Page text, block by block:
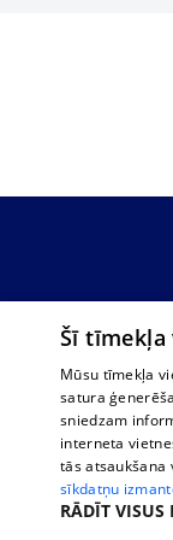
Šī
Mūsu tīmekļa
satura
sniedzam
interneta
tās atsaukšana
sīkdatņu
RĀDĪT VISUS